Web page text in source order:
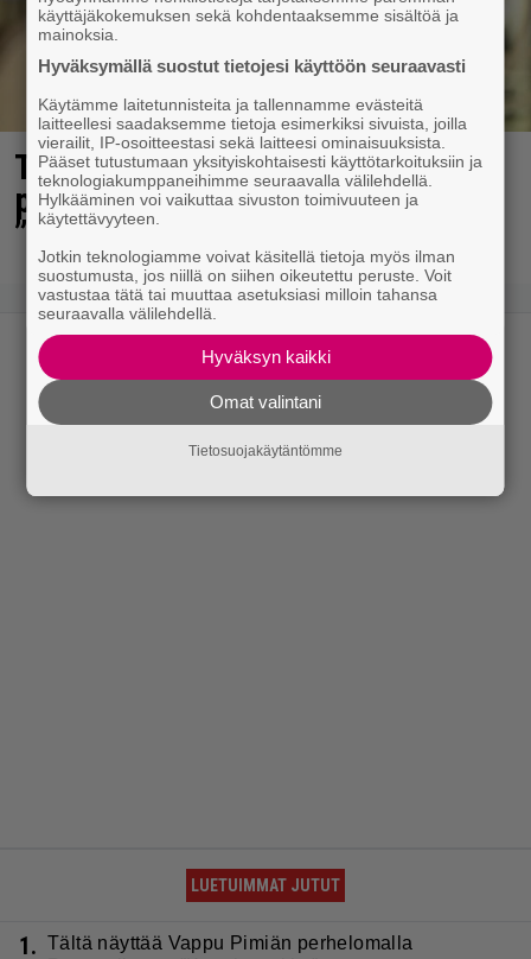
Tältä näyttää Vappu Pimiän
perhelomalla Portugalissa –
”Kaunis mekko”
LUETUIMMAT JUTUT
1. Tältä näyttää Vappu Pimiän perhelomalla
käyttäjäkokemuksen sekä kohdentaaksemme sisältöä ja
mainoksia.
Hyväksymällä suostut tietojesi käyttöön seuraavasti
Käytämme laitetunnisteita ja tallennamme evästeitä
laitteellesi saadaksemme tietoja esimerkiksi sivuista, joilla
vierailit, IP-osoitteestasi sekä laitteesi ominaisuuksista.
Pääset tutustumaan yksityiskohtaisesti käyttötarkoituksiin ja
teknologiakumppaneihimme seuraavalla välilehdellä.
Hylkääminen voi vaikuttaa sivuston toimivuuteen ja
käytettävyyteen.
Jotkin teknologiamme voivat käsitellä tietoja myös ilman
suostumusta, jos niillä on siihen oikeutettu peruste. Voit
vastustaa tätä tai muuttaa asetuksiasi milloin tahansa
seuraavalla välilehdellä.
Hyväksyn kaikki
Omat valintani
Tietosuojakäytäntömme